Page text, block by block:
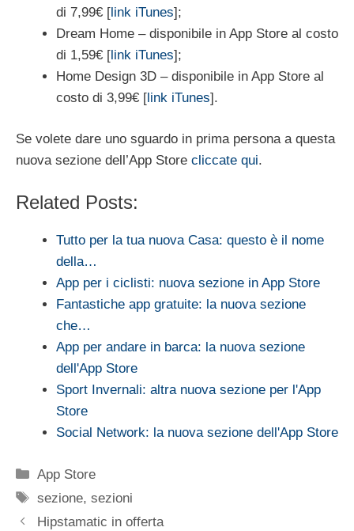
di 7,99€ [link iTunes];
Dream Home – disponibile in App Store al costo
di 1,59€ [link iTunes];
Home Design 3D – disponibile in App Store al
costo di 3,99€ [link iTunes].
Se volete dare uno sguardo in prima persona a questa
nuova sezione dell’App Store cliccate qui.
Related Posts:
Tutto per la tua nuova Casa: questo è il nome
della…
App per i ciclisti: nuova sezione in App Store
Fantastiche app gratuite: la nuova sezione
che…
App per andare in barca: la nuova sezione
dell'App Store
Sport Invernali: altra nuova sezione per l'App
Store
Social Network: la nuova sezione dell'App Store
Categorie
App Store
Tag
sezione,sezioni
Hipstamatic in offerta